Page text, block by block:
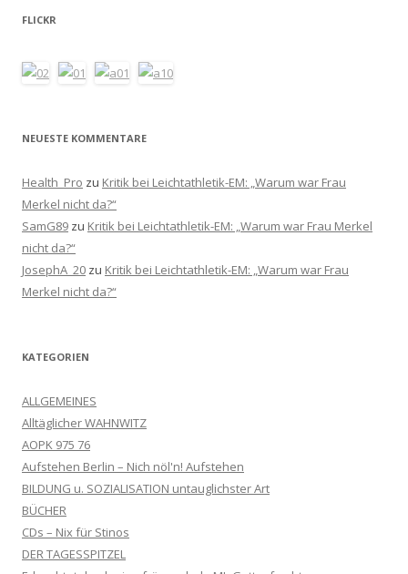
FLICKR
NEUESTE KOMMENTARE
Health_Pro zu Kritik bei Leichtathletik-EM: „Warum war Frau
Merkel nicht da?“
SamG89 zu Kritik bei Leichtathletik-EM: „Warum war Frau Merkel
nicht da?“
JosephA_20 zu Kritik bei Leichtathletik-EM: „Warum war Frau
Merkel nicht da?“
KATEGORIEN
ALLGEMEINES
Alltäglicher WAHNWITZ
AOPK 975 76
Aufstehen Berlin – Nich nöl'n! Aufstehen
BILDUNG u. SOZIALISATION untauglichster Art
BÜCHER
CDs – Nix für Stinos
DER TAGESSPITZEL